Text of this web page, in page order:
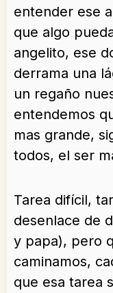
entender ese
que algo
angelito, ese
derrama una
un regaño
entendemos
mas grande,
todos, el ser
Tarea difícil,
desenlace de
y papa), pero
caminamos,
que esa tarea